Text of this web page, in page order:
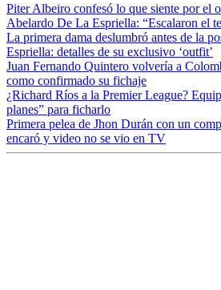
Piter Albeiro confesó lo que siente por el
Abelardo De La Espriella: “Escalaron el
La primera dama deslumbró antes de la
Espriella: detalles de su exclusivo ‘outfit’
Juan Fernando Quintero volvería a
como confirmado su fichaje
¿Richard Ríos a la Premier League?
planes” para ficharlo
Primera pelea de Jhon Durán con un
encaró y video no se vio en TV